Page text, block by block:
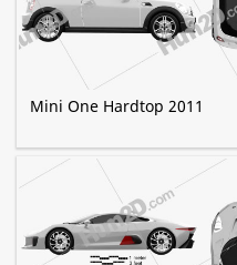
Mini One Hardtop 2011